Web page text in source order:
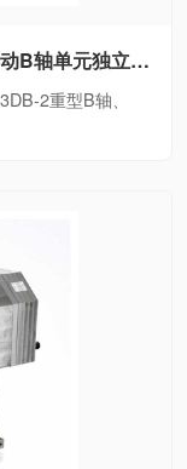
德国WEISS B轴五轴机床永磁同步摆动B轴单元独立标准B轴模块、3DB-1轻型B轴、3DB-2重型B轴、3DB6通用型B轴
2重型B轴、